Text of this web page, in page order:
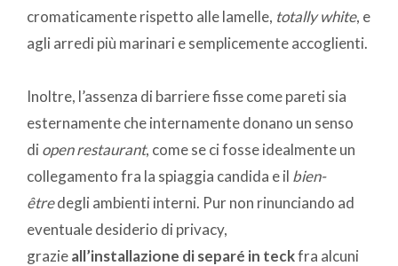
cromaticamente rispetto alle lamelle, totally white, e
agli arredi più marinari e semplicemente accoglienti.
Inoltre, l’assenza di barriere fisse come pareti sia
esternamente che internamente donano un senso
di open restaurant, come se ci fosse idealmente un
collegamento fra la spiaggia candida e il bien-
êtredegli ambienti interni. Pur non rinunciando ad
eventuale desiderio di privacy,
grazieall’installazione di separé in teckfra alcuni